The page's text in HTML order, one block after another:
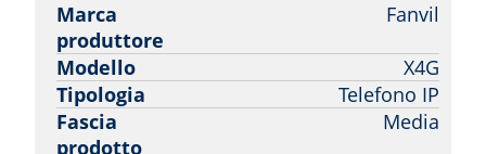
Marca
produttore
Fanvil
Modello
X4G
Tipologia
Telefono IP
Fascia
prodotto
Media